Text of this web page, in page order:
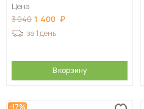
Цена
3 040 1 400
за 1 день
В корзину
-17%